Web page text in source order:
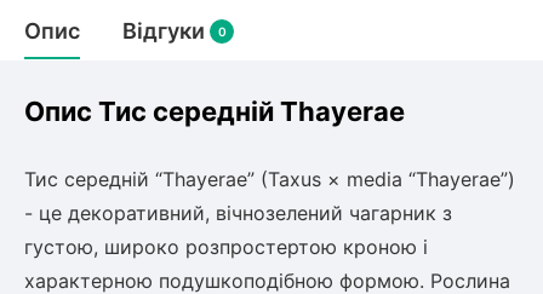
Нектарин
Алича
Айва
Хурма
Актинідія
Ірга
Ківі
Вейгела
Пухироплідник
Спірея
Дерен
Штамбові троянди
Бузок
Жасмин (Чубушник)
Картоплекопалки
Навантажувачі
Опис Відгуки 0
Опис Тис середній Thayerae
Тис середній “Thayerae” (Taxus × media “Thayerae”)
- це декоративний, вічнозелений чагарник з
густою, широко розпростертою кроною і
характерною подушкоподібною формою. Рослина